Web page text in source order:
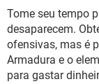
Tome seu tempo
desaparecem.
ofensivas, mas é
Armadura e o
para gastar